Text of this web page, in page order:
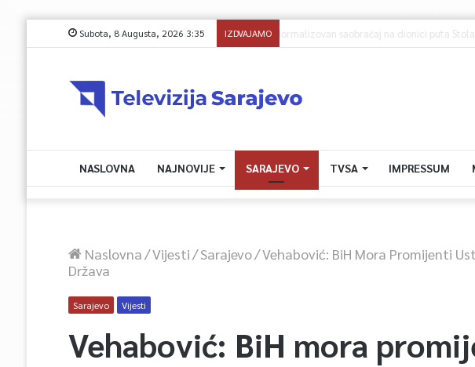
Subota, 8 Augusta, 2026 3:35 IZDVAJAMO Na račune 61 porodilje uplaćene
NASLOVNA NAJNOVIJE SARAJEVO TVSA IMPRESSUM
Naslovna/Vijesti/Sarajevo/Vehabović: BiH Mora Promijenti
Država
Sarajevo Vijesti
Vehabović: BiH mora